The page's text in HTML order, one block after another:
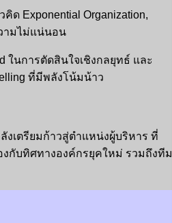
ด Exponential Organization,
ามไม่แน่นอน
ในการตัดสินใจเชิงกลยุทธ์ และ
ที่มีพลังโน้มน้าว
ตรียมก้าวสู่ตำแหน่งผู้บริหาร ที่
กับทิศทางองค์กรยุคใหม่ รวมถึงทีม